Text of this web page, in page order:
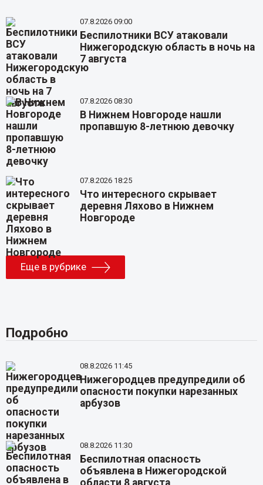
07.8.2026 09:00
Беспилотники ВСУ атаковали
Нижегородскую область в ночь на
7 августа
07.8.2026 08:30
В Нижнем Новгороде нашли
пропавшую 8-летнюю девочку
07.8.2026 18:25
Что интересного скрывает
деревня Ляхово в Нижнем
Новгороде
Еще в рубрике
Подробно
08.8.2026 11:45
Нижегородцев предупредили об
опасности покупки нарезанных
арбузов
08.8.2026 11:30
Беспилотная опасность
объявлена в Нижегородской
области 8 августа